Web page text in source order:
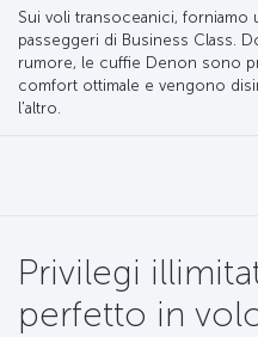
Sui voli transoceanici, forniamo
passeggeri di Business Class.
rumore, le cuffie Denon sono
comfort ottimale e vengono
l'altro.
Privilegi
perfetto in